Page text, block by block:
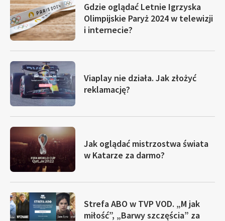
Gdzie oglądać Letnie Igrzyska
Olimpijskie Paryż 2024 w telewizji
i internecie?
Viaplay nie działa. Jak złożyć
reklamację?
Jak oglądać mistrzostwa świata
w Katarze za darmo?
Strefa ABO w TVP VOD. „M jak
miłość”, „Barwy szczęścia” za